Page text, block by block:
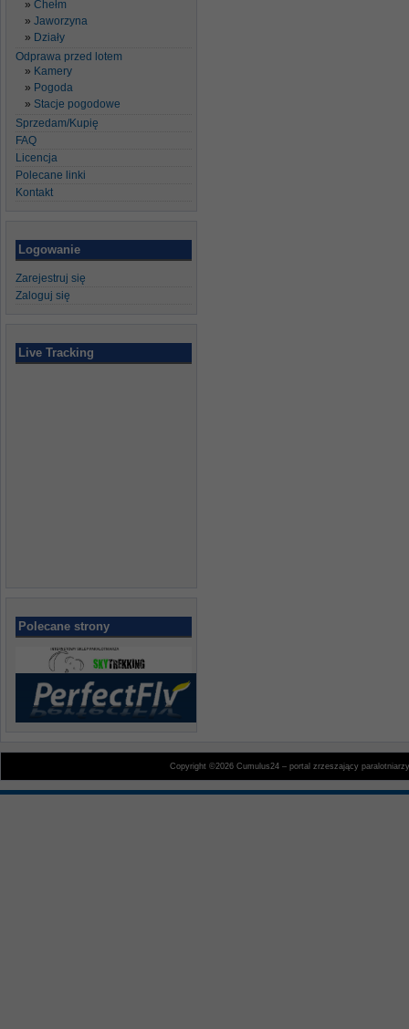
Chełm
Jaworzyna
Działy
Odprawa przed lotem
Kamery
Pogoda
Stacje pogodowe
Sprzedam/Kupię
FAQ
Licencja
Polecane linki
Kontakt
Logowanie
Zarejestruj się
Zaloguj się
Live Tracking
Polecane strony
Copyright ©2026 Cumulus24 – portal zrzeszający